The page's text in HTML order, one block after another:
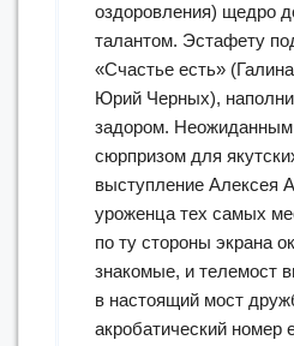
оздоровления) щедро
талантом. Эстафету
«Счастье есть»
Юрий Черных),
задором. Неожиданным
сюрпризом для
выступление Алексея
уроженца тех самых
по ту стороны экрана
знакомые, и телемост
в настоящий мост
акробатический номер